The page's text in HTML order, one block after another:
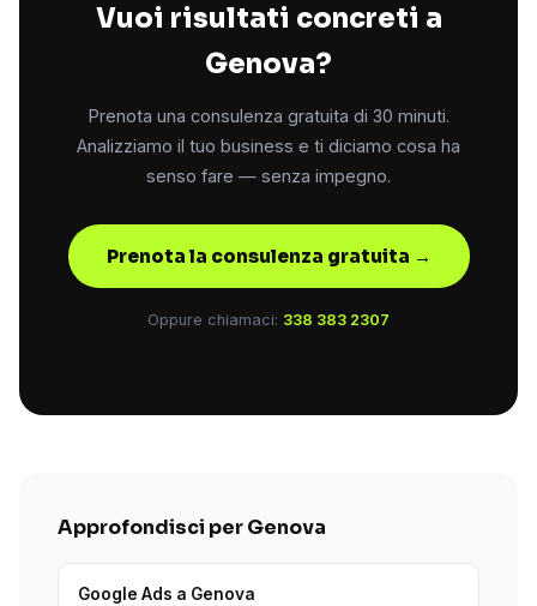
Vuoi risultati concreti a
Genova?
Prenota una consulenza gratuita di 30 minuti.
Analizziamo il tuo business e ti diciamo cosa ha
senso fare — senza impegno.
Prenota la consulenza gratuita →
Oppure chiamaci: 338 383 2307
Approfondisci per Genova
Google Ads a Genova